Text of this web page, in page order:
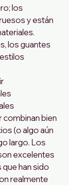
los
y están
los guantes
combinan bien
(o algo aún
largo. Los
excelentes
que han sido
realmente